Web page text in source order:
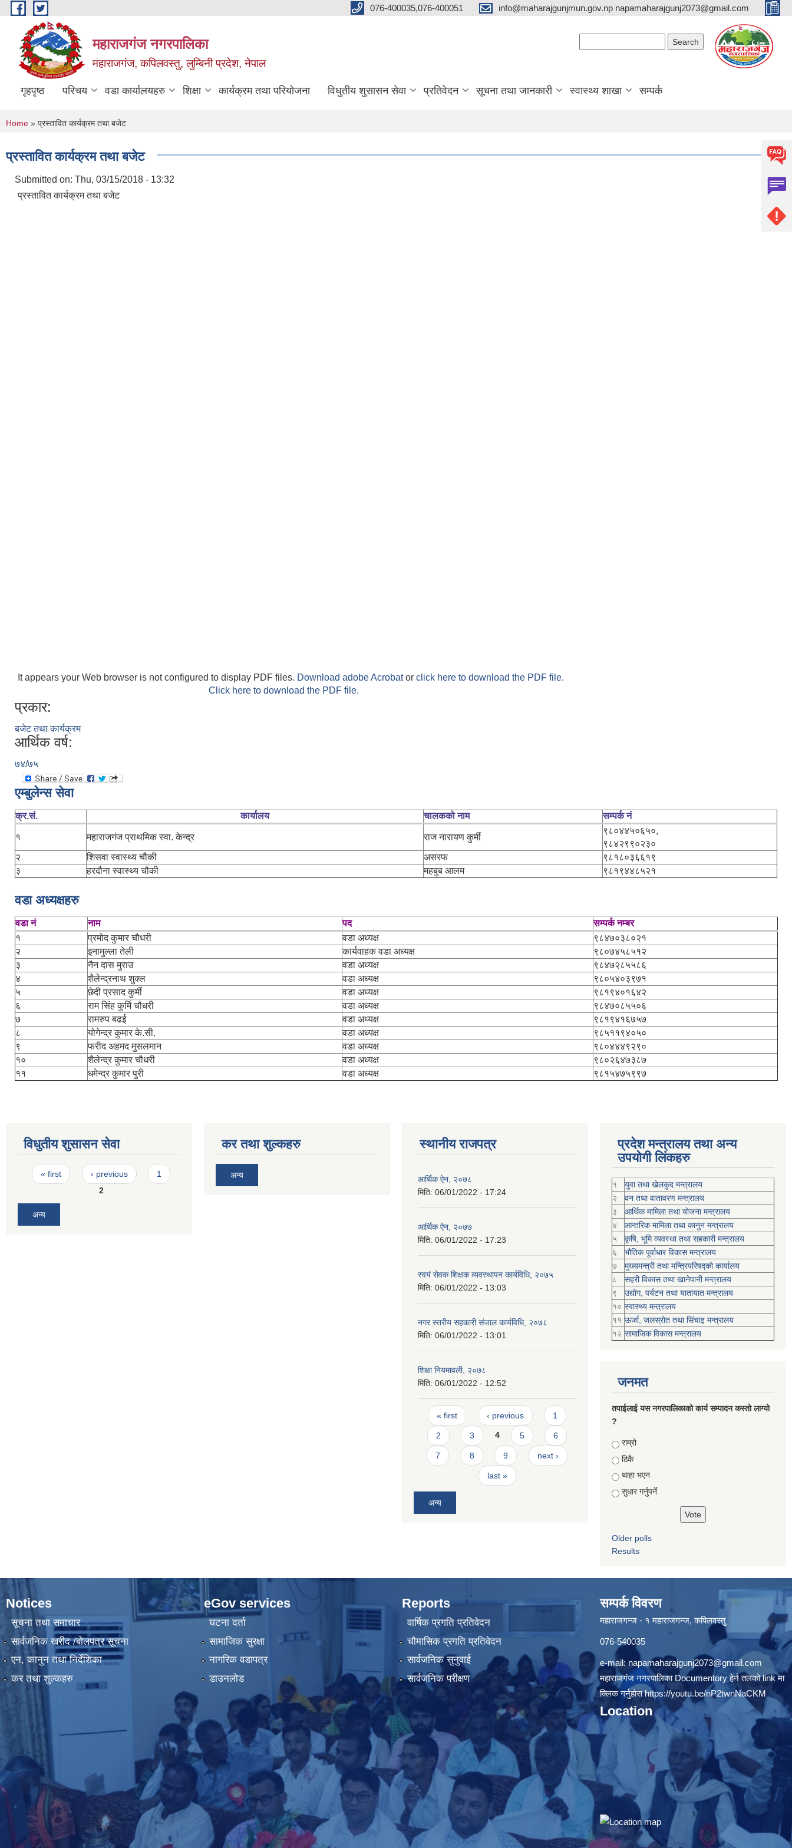
Skip to main content 076-400035,076-400051 info@maharajgunjmun.gov.np napamaharajgunj2073@gmail.com
महाराजगंज नगरपालिका
महाराजगंज, कपिलवस्तु, लुम्बिनी प्रदेश, नेपाल
गृहपृष्ठ परिचय वडा कार्यालयहरु शिक्षा कार्यक्रम तथा परियोजना विधुतीय शुसासन सेवा प्रतिवेदन सूचना तथा जानकारी स्वास्थ्य शाखा सम्पर्क
You are here
Home » प्रस्तावित कार्यक्रम तथा बजेट
प्रस्तावित कार्यक्रम तथा बजेट
Submitted on: Thu, 03/15/2018 - 13:32
प्रस्तावित कार्यक्रम तथा बजेट
It appears your Web browser is not configured to display PDF files. Download adobe Acrobator click here to download the PDF file.
Click here to download the PDF file.
प्रकार:
बजेट तथा कार्यक्रम
आर्थिक वर्ष:
७४/७५
एम्बुलेन्स सेवा
क्र.सं. कार्यालय चालकको नाम सम्पर्क नं
१ महाराजगंज प्राथमिक स्वा. केन्द्र राज नारायण कुर्मी
९८०४४५०६५०,
९८४२९९०२३०
२
शिसवा स्वास्थ्य चौकी असरफ
९८१८०३६६१९
३
हरदौना स्वास्थ्य चौकी महबुब आलम ९८१९४४८५२१
वडा अध्यक्षहरु
वडा नं नाम पद
सम्पर्क नम्बर
१
प्रमोद कुमार चौधरी वडा अध्यक्ष
९८४७०३८०२१
२
इनामुल्ला तेली कार्यवाहक वडा अध्यक्ष
९८०७४५८५१२
३
नैन दास मुराउ वडा अध्यक्ष
९८४७२८५५८६
४
शैलेन्द्रनाथ शुक्ल वडा अध्यक्ष
९८०५४०३९७१
५
छेदी प्रसाद कुर्मी वडा अध्यक्ष
९८१९४०१६४२
६
राम सिंह कुर्मि चौधरी वडा अध्यक्ष
९८४७०८५५०६
७
रामरुप बढई वडा अध्यक्ष
९८१९४१६७५७
८
योगेन्द्र कुमार के.सी. वडा अध्यक्ष
९८५११९४०५०
९
फरीद अहमद मुसलमान वडा अध्यक्ष
९८०४४४९२९०
१०
शैलेन्द्र कुमार चौधरी वडा अध्यक्ष
९८०२६४७३८७
११
धमेन्द्र कुमार पुरी वडा अध्यक्ष ९८१५४७५९९७
विधुतीय शुसासन सेवा
Pages
« first ‹ previous
1
2
अन्य
कर तथा शुल्कहरु
अन्य
स्थानीय राजपत्र
आर्थिक ऐन, २०७८
मिति: 06/01/2022 - 17:24
आर्थिक ऐन, २०७७
मिति: 06/01/2022 - 17:23
स्वयं सेवक शिक्षक व्यवस्थापन कार्यविधि, २०७५
मिति: 06/01/2022 - 13:03
नगर स्तरीय सहकारी संजाल कार्यविधि, २०७८
मिति: 06/01/2022 - 13:01
शिक्षा नियमावली, २०७८
मिति: 06/01/2022 - 12:52
Pages
« first ‹ previous 1
2 3 4 5 6
7 8 9 next ›
last »
अन्य
प्रदेश मन्त्रालय तथा अन्य
उपयोगी लिंकहरु
१
युवा तथा खेलकुद मन्त्रालय
२
वन तथा वातावरण मन्त्रालय
३
आर्थिक मामिला तथा योजना मन्त्रालय
४
आन्तरिक मामिला तथा कानुन मन्त्रालय
५
कृषि, भूमि व्यवस्था तथा सहकारी मन्त्रालय
६
भौतिक पूर्वाधार विकास मन्त्रालय
७
मुख्यमन्त्री तथा मन्त्रिपरिषद्को कार्यालय
८
सहरी विकास तथा खानेपानी मन्त्रालय
९
उद्योग, पर्यटन तथा यातायात मन्त्रालय
१० स्वास्थ्य मन्त्रालय
११ ऊर्जा, जलस्रोत तथा सिंचाइ मन्त्रालय
१२ सामाजिक विकास मन्‍‍त्रालय
जनमत
तपाईलाई यस नगरपालिकाको कार्य सम्पादन कस्तो लाग्यो
?
Choices
राम्रो
ठिकै
थाहा भएन
सुधार गर्नुपर्ने
Older polls
Results
Notices
सूचना तथा समाचार
सार्वजनिक खरीद /बोलपत्र सूचना
एन, कानुन तथा निर्देशिका
कर तथा शुल्कहरु
eGov services
घटना दर्ता
सामाजिक सुरक्षा
नागरिक वडापत्र
डाउनलोड
Reports
वार्षिक प्रगति प्रतिवेदन
चौमासिक प्रगति प्रतिवेदन
सार्वजनिक सुनुवाई
सार्वजनिक परीक्षण
सम्पर्क विवरण
महाराजगन्ज - १ महाराजगन्ज, कपिलवस्तु
076-540035
e-mail: napamaharajgunj2073@gmail.com
महाराजगंज नगरपालिका Documentory हेर्न तलको link मा
क्लिक गर्नुहोसhttps://youtu.be/nP2twnNaCKM
Location